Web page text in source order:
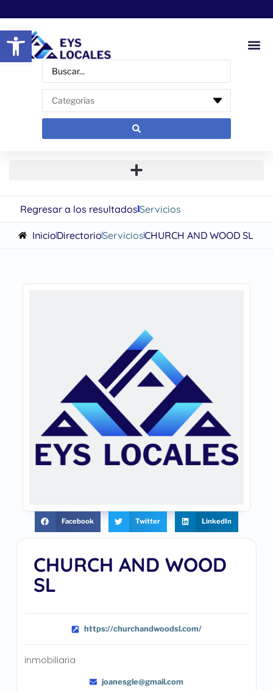
Abrir barra de herramientas
Regresar a los resultadosServicios
InicioDirectorioServiciosCHURCH AND WOOD SL
CHURCH AND WOOD
SL
https://churchandwoodsl.com/
inmobiliaria
joanesgle@gmail.com
Facebook Twitter LinkedIn